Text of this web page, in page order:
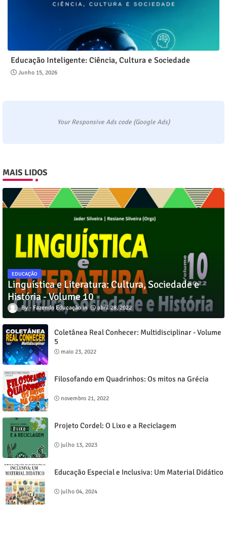
Educação Inteligente: Ciência, Cultura e Sociedade
Junho 15, 2026
Your Responsive Ads code (Google Ads)
MAIS LIDOS
EDUCAÇÃO
Linguística e Literatura: Cultura, Sociedade e
História - Volume 10
Fazendo Educação abril 28, 2022
Coletânea Real Conhecer: Multidisciplinar - Volume
5
maio 23, 2022
Filosofando em Quadrinhos: Os mitos na Grécia
novembro 21, 2022
Projeto Cordel: O Lixo e a Reciclagem
julho 13, 2023
Educação Especial e Inclusiva: Um Material Didático
julho 04, 2024